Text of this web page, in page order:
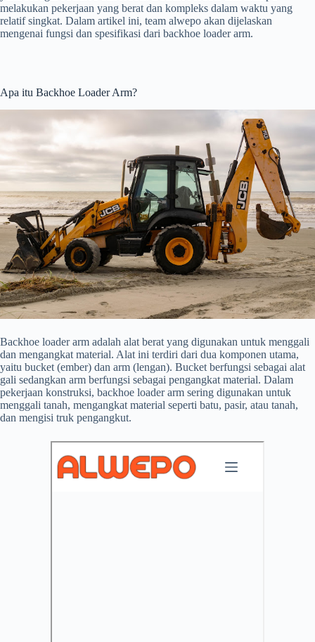
melakukan pekerjaan yang berat dan kompleks dalam waktu yang
relatif singkat. Dalam artikel ini, team alwepo akan dijelaskan
mengenai fungsi dan spesifikasi dari backhoe loader arm.
Apa itu Backhoe Loader Arm?
Backhoe loader arm adalah alat berat yang digunakan untuk menggali
dan mengangkat material. Alat ini terdiri dari dua komponen utama,
yaitu bucket (ember) dan arm (lengan). Bucket berfungsi sebagai alat
gali sedangkan arm berfungsi sebagai pengangkat material. Dalam
pekerjaan konstruksi, backhoe loader arm sering digunakan untuk
menggali tanah, mengangkat material seperti batu, pasir, atau tanah,
dan mengisi truk pengangkut.